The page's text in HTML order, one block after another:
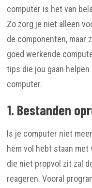
computer is het van
Zo zorg je niet alleen
de componenten, maar
goed werkende
tips die jou gaan
computer.
1. Bestanden
Is je computer niet
hem vol hebt staan
die niet propvol zit zal
reageren. Vooral